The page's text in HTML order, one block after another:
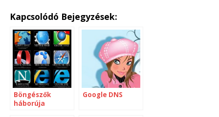
Kapcsolódó Bejegyzések:
Böngészők
háborúja
Google DNS